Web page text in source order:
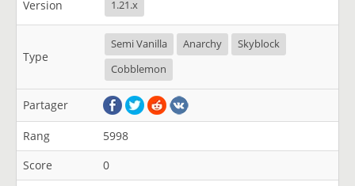
Version 1.21.x
Type
Semi Vanilla Anarchy
Skyblock
Cobblemon
Partager
Rang
5998
Score
0